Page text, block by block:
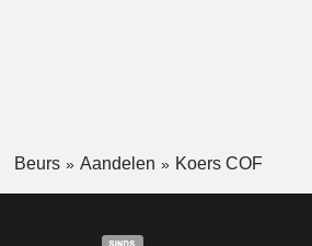
Beurs Aandelen Koers COF